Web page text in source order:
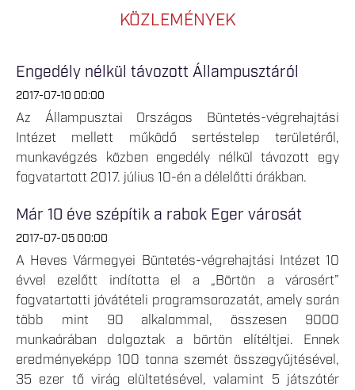
KÖZLEMÉNYEK
Engedély nélkül távozott Állampusztáról
2017-07-10 00:00
Az Állampusztai Országos Büntetés-végrehajtási
Intézet mellett működő sertéstelep területéről,
munkavégzés közben engedély nélkül távozott egy
fogvatartott 2017. július 10-én a délelőtti órákban.
Már 10 éve szépítik a rabok Eger városát
2017-07-05 00:00
A Heves Vármegyei Büntetés-végrehajtási Intézet 10
évvel ezelőtt indította el a „Börtön a városért”
fogvatartotti jóvátételi programsorozatát, amely során
több mint 90 alkalommal, összesen 9000
munkaórában dolgoztak a börtön elítéltjei. Ennek
eredményeképp 100 tonna szemét összegyűjtésével,
35 ezer tő virág elültetésével, valamint 5 játszótér